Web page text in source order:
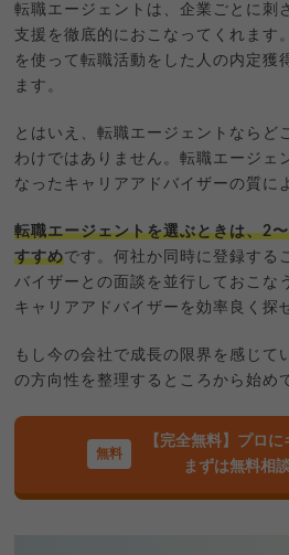
転職エージェントは、企業ごとに刺
支援を徹底的におこなってくれます
を使って転職活動をした人の内定獲
ます。
とはいえ、転職エージェントならど
わけではありません。転職エージェ
なったキャリアアドバイザーの質に
転職エージェントを選ぶときは、2
すすめです。何社か同時に登録する
バイザーとの面談を並行しておこな
キャリアアドバイザーを効率良く探
もし今の会社で成長の限界を感じて
の方向性を整理するところから始め
【完全無料】プロ
まずは無料相